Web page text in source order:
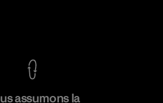
assumons la